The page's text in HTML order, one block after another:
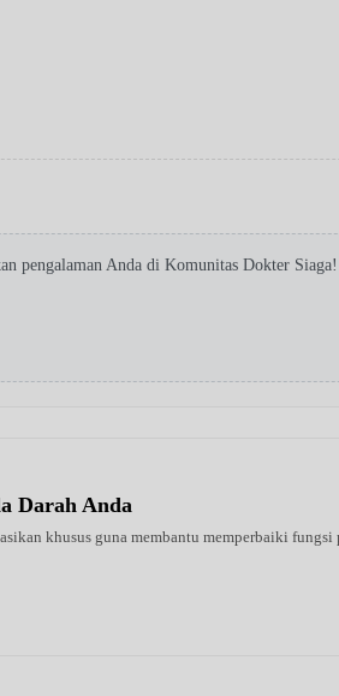
pengalaman Anda di Komunitas Dokter
Darah Anda
khusus guna membantu memperbaiki fungsi